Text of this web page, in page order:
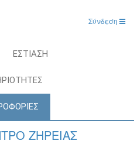
Σύνδεση
ΕΣΤΙΑΣΗ
ΖΗΡΕΙΑΣ